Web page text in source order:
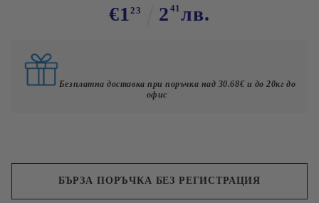
€123 2 41 лв.
Безплатна доставка при поръчка над 30.68€ и до 20кг до
офис
БЪРЗА ПОРЪЧКА БЕЗ РЕГИСТРАЦИЯ